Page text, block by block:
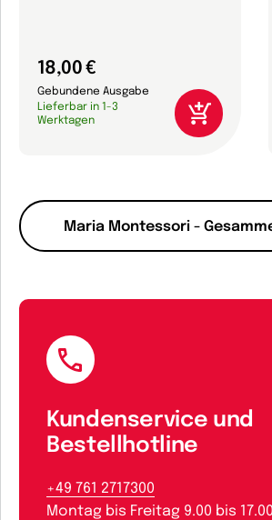
Maria Montessori -
18,00 €
Gebundene Ausgabe
Lieferbar in 1-3
Werktagen
Kundenservice und
Bestellhotline
+49 761 2717300
Montag bis Freitag 9.00 bis